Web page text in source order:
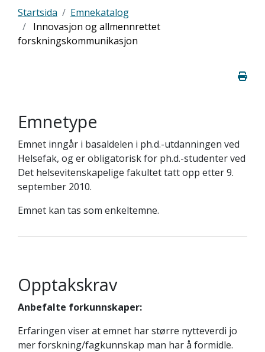
Startsida
Emnekatalog
Innovasjon og allmennrettet
forskningskommunikasjon
Emnetype
Emnet inngår i basaldelen i ph.d.-utdanningen ved
Helsefak, og er obligatorisk for ph.d.-studenter ved
Det helsevitenskapelige fakultet tatt opp etter 9.
september 2010.
Emnet kan tas som enkeltemne.
Opptakskrav
Anbefalte forkunnskaper:
Erfaringen viser at emnet har større nytteverdi jo
mer forskning/fagkunnskap man har å formidle.